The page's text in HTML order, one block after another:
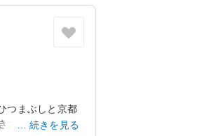
つまぶしと京都
たい一品です。
続きを見る